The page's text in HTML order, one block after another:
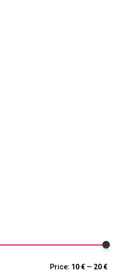
Price: 10 € — 20 €